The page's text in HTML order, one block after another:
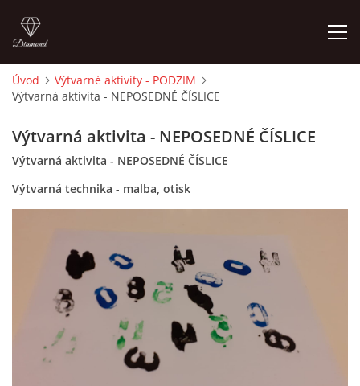
ÚVOD
O MĚ
FOTOALBUM
NOVINKY ZE ŠKOLSTVÍ 2025
ROČNÍ PLÁN - INSPIRACE /DLE NOVÉHO RVP PV 2025
Úvod
Výtvarné aktivity - PODZIM
Výtvarná aktivita - NEPOSEDNÉ ČÍSLICE
Výtvarná aktivita - NEPOSEDNÉ ČÍSLICE
Výtvarná aktivita - NEPOSEDNÉ ČÍSLICE
Výtvarná technika - malba, otisk